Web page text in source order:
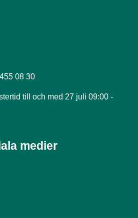
08 30
till och med 27 juli 09:00 -
medier